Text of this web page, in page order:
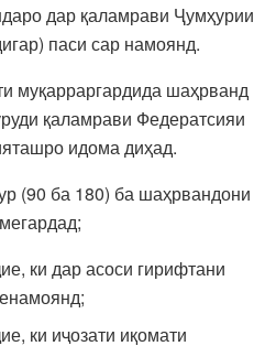
дар қаламрави Ҷумҳурии
паси сар намоянд.
муқарраргардида шаҳрванд
қаламрави Федератсияи
идома диҳад.
(90 ба 180) ба шаҳрвандони
ки дар асоси гирифтани
ки иҷозати иқомати